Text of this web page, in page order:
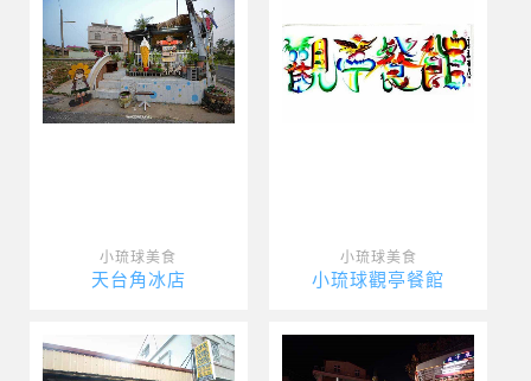
小琉球美食
天台角冰店
小琉球美食
小琉球觀亭餐館